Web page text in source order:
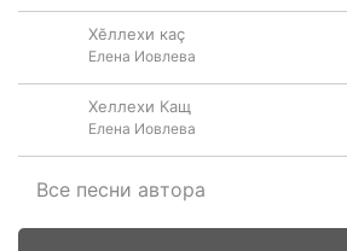
Хӗллехи каç
Елена Иовлева
Хеллехи Кащ
Елена Иовлева
Все песни автора